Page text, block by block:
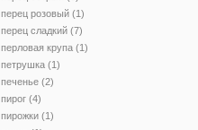
перец розовый (1)
перец сладкий (7)
перловая крупа (1)
петрушка (1)
печенье (2)
пирог (4)
пирожки (1)